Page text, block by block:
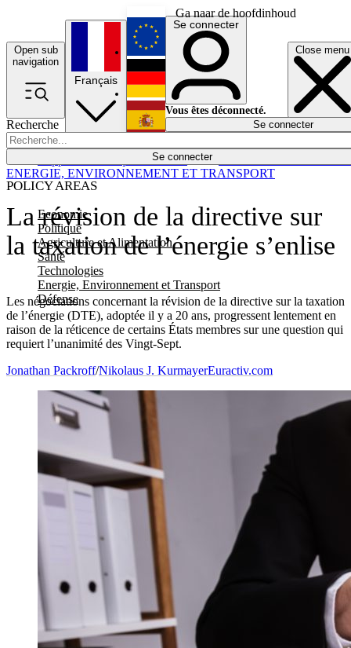
Ga naar de hoofdinhoud
Open sub
navigation
Close menu
Recherche
Se connecter
POLICY AREAS
Economie
Politique
Agriculture et Alimentation
Santé
Technologies
Energie, Environnement et Transport
Défense
Économie
Français
English
Deutsch
Español
Se connecter
Vous êtes déconnecté.
Se connecter
La révision de la directive sur
la taxation de l’énergie s’enlise
Les négociations concernant la révision de la directive sur la taxation
de l’énergie (DTE), adoptée il y a 20 ans, progressent lentement en
raison de la réticence de certains États membres sur une question qui
requiert l’unanimité des Vingt-Sept.
ENERGIE, ENVIRONNEMENT ET TRANSPORT
Jonathan Packroff/Nikolaus J. KurmayerEuractiv.com